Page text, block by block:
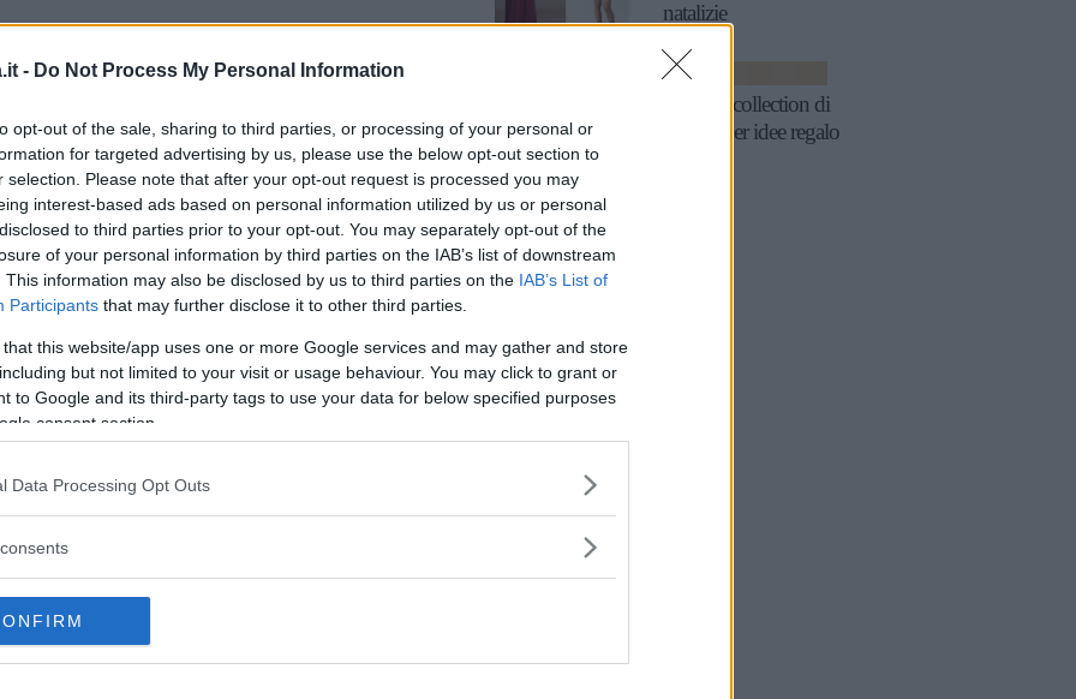
- Do Not Process My Personal Information
opt-out of the sale, sharing to third parties, or processing of your personal or
for targeted advertising by us, please use the below opt-out section to
selection. Please note that after your opt-out request is processed you may
interest-based ads based on personal information utilized by us or personal
to third parties prior to your opt-out. You may separately opt-out of the
of your personal information by third parties on the IAB’s list of downstream
This information may also be disclosed by us to third parties on the IAB’s List of
Participants that may further disclose it to other third parties.
that this website/app uses one or more Google services and may gather and store
but not limited to your visit or usage behaviour. You may click to grant or
to Google and its third-party tags to use your data for below specified purposes
consent section.
Data Processing Opt Outs
Well
Neve”
e due piattini invernali della linea
per i più piccoli. Realizzate in
da
a leggere dopo la pubblicità
natalizie
MODA
Capsule collection di
Natale, per idee regalo